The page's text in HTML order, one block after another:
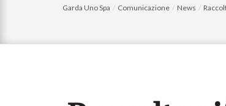
Garda Uno Spa Comunicazione News